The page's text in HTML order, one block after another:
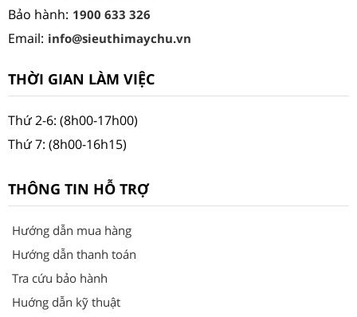
Bảo hành: 1900 633 326
Email: info@sieuthimaychu.vn
THỜI GIAN LÀM VIỆC
Thứ 2-6: (8h00-17h00)
Thứ 7: (8h00-16h15)
THÔNG TIN HỖ TRỢ
Hướng dẫn mua hàng
Hướng dẫn thanh toán
Tra cứu bảo hành
Huớng dẫn kỹ thuật